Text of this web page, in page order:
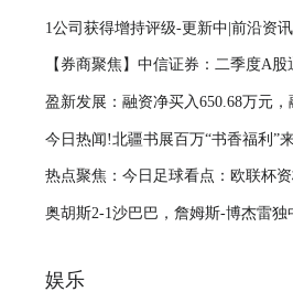
1公司获得增持评级-更新中|前沿资讯
【券商聚焦】中信证券：二季度A
继续大幅提升 光通信板块核心个股
盈新发展：融资净买入650.68万元，
今日热闻!北疆书展百万“书香福利”来
热点聚焦：今日足球看点：欧联杯
碾压苏超
奥胡斯2-1沙巴巴，詹姆斯-博杰雷独
娱乐